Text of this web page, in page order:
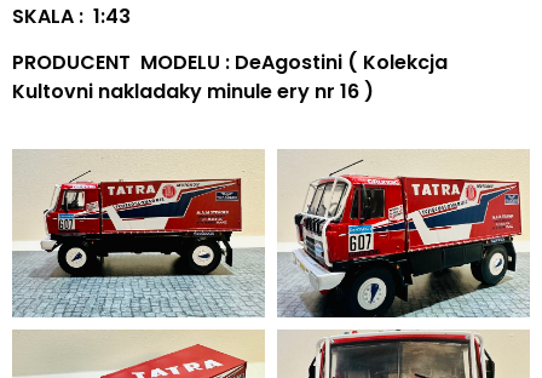
SKALA : 1:43
PRODUCENT MODELU : DeAgostini ( Kolekcja
Kultovni nakladaky minule ery nr 16 )